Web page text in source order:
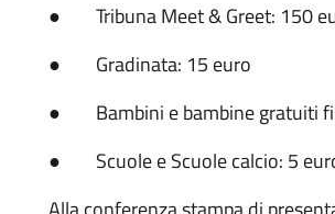
● Tribuna Meet & Greet: 150
● Gradinata: 15 euro
● Bambini e bambine gratuiti
● Scuole e Scuole calcio: 5